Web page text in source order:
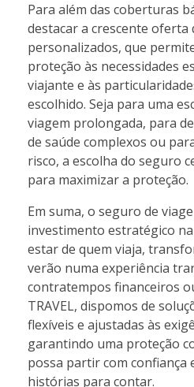
Para além das coberturas
destacar a crescente oferta
personalizados, que
proteção às necessidades
viajante e às
escolhido. Seja para uma
viagem prolongada, para
de saúde complexos ou
risco, a escolha do seguro
para maximizar a proteção.
Em suma, o seguro de
investimento estratégico
estar de quem viaja,
verão numa experiência
contratempos financeiros
TRAVEL, dispomos de
flexíveis e ajustadas às
garantindo uma proteção
possa partir com confiança
histórias para contar.